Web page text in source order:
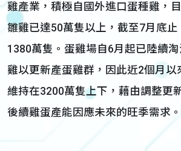
雞產業，積極自國外進口蛋種雞，
雛雞已達50萬隻以上，截至7月底
1380萬隻。蛋雞場自6月起已陸續
雞以更新產蛋雞群，因此近2個月以
維持在3200萬隻上下，藉由調整更
後續雞蛋產能因應未來的旺季需求。